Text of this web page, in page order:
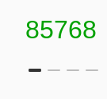
85768